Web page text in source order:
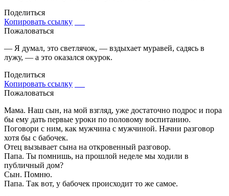
Поделиться
Копировать ссылку
Пожаловаться
— Я думал, это светлячок, — вздыхает муравей, садясь в
лужу, — а это оказался окурок.
Поделиться
Копировать ссылку
Пожаловаться
Мама. Наш сын, на мой взгляд, уже достаточно подрос и пора
бы ему дать первые уроки по половому воспитанию.
Поговори с ним, как мужчина с мужчиной. Начни разговор
хотя бы с бабочек.
Отец вызывает сына на откровенный разговор.
Папа. Ты помнишь, на прошлой неделе мы ходили в
публичный дом?
Сын. Помню.
Папа. Так вот, у бабочек происходит то же самое.